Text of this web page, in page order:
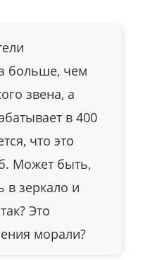
больше, чем
звена, а
в 400
что это
Может быть,
в зеркало и
Это
морали?